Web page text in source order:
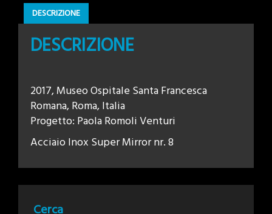
DESCRIZIONE
DESCRIZIONE
2017, Museo Ospitale Santa Francesca
Romana, Roma, Italia
Progetto: Paola Romoli Venturi
Acciaio Inox Super Mirror nr. 8
Cerca